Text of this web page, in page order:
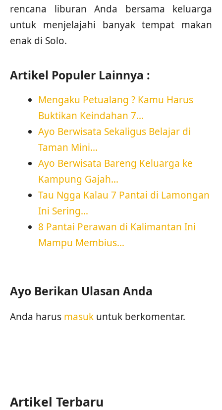
rencana liburan Anda bersama keluarga
untuk menjelajahi banyak tempat makan
enak di Solo.
Artikel Populer Lainnya :
Mengaku Petualang ? Kamu Harus
Buktikan Keindahan 7…
Ayo Berwisata Sekaligus Belajar di
Taman Mini…
Ayo Berwisata Bareng Keluarga ke
Kampung Gajah…
Tau Ngga Kalau 7 Pantai di Lamongan
Ini Sering…
8 Pantai Perawan di Kalimantan Ini
Mampu Membius…
Ayo Berikan Ulasan Anda
Anda harus masuk untuk berkomentar.
Artikel Terbaru